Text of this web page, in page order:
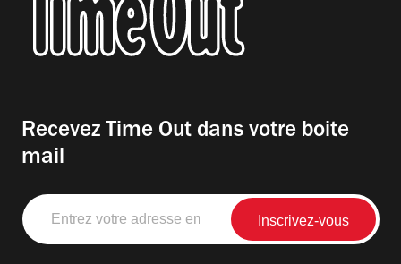
Recevez Time Out dans votre boite
mail
Entrez
votre
adresse